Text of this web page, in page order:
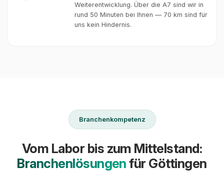
Weiterentwicklung. Über die A7 sind wir in
rund 50 Minuten bei Ihnen — 70 km sind für
uns kein Hindernis.
Branchenkompetenz
Vom Labor bis zum Mittelstand:
Branchenlösungenfür Göttingen